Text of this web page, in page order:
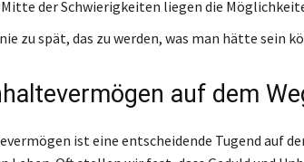
Mitte der Schwierigkeiten liegen die
nie zu spät, das zu werden, was man hätte sein
auf dem
ist eine entscheidende Tugend auf